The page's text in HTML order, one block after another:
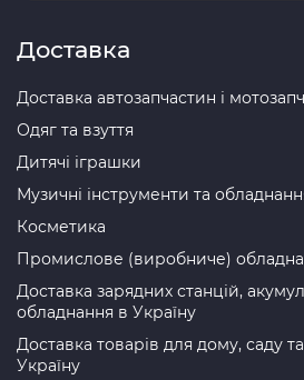
Доставка
Доставка автозапчастин і
Одяг та взуття
Дитячі іграшки
Музичні інструменти та
Косметика
Промислове (виробниче)
Доставка зарядних станцій,
обладнання в Україну
Доставка товарів для дому, саду
Україну